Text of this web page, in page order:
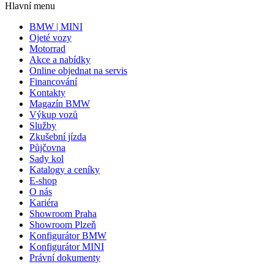
Hlavní menu
BMW | MINI
Ojeté vozy
Motorrad
Akce a nabídky
Online objednat na servis
Financování
Kontakty
Magazín BMW
Výkup vozů
Služby
Zkušební jízda
Půjčovna
Sady kol
Katalogy a ceníky
E-shop
O nás
Kariéra
Showroom Praha
Showroom Plzeň
Konfigurátor BMW
Konfigurátor MINI
Právní dokumenty